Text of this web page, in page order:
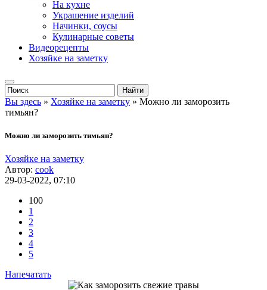
На кухне
Украшение изделий
Начинки, соусы
Кулинарные советы
Видеорецепты
Хозяйке на заметку
Вы здесь » Хозяйке на заметку » Можно ли заморозить
тимьян?
Можно ли заморозить тимьян?
Хозяйке на заметку
Автор: cook
29-03-2022, 07:10
100
1
2
3
4
5
Напечатать